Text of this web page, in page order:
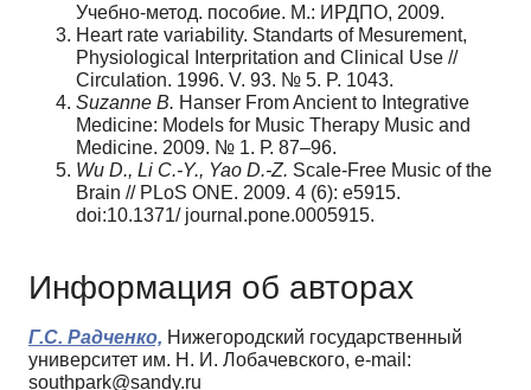
Учебно-метод. пособие. М.: ИРДПО, 2009.
Heart rate variability. Standarts of Mesurement,
Physiological Interpritation and Clinical Use //
Circulation. 1996. V. 93. № 5. P. 1043.
Suzanne B. Hanser From Ancient to Integrative
Medicine: Models for Music Therapy Music and
Medicine. 2009. № 1. Р. 87–96.
Wu D., Li C.-Y., Yao D.-Z. Scale-Free Music of the
Brain // PLoS ONE. 2009. 4 (6): e5915.
doi:10.1371/ journal.pone.0005915.
Информация об авторах
Г.С. Радченко, Нижегородский государственный
университет им. Н. И. Лобачевского, e-mail:
southpark@sandy.ru